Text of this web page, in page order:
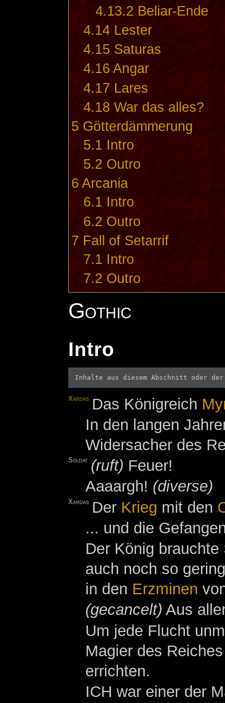
4.13.2 Beliar-Ende
4.14 Lester
4.15 Saturas
4.16 Angar
4.17 Lares
4.18 War das alles?
5 Götterdämmerung
5.1 Intro
5.2 Outro
6 Arcania
6.1 Intro
6.2 Outro
7 Fall of Setarrif
7.1 Intro
7.2 Outro
Gothic
Intro
Inhalte aus diesem Abschnitt oder
Xardas Das Königreich
In den langen
Widersacher des
Soldat (ruft) Feuer!
Aaaargh! (diverse)
Xardas Der Krieg mit den
... und die
Der König
auch noch so
in den Erzminen
(gecancelt) Aus
Um jede Flucht
Magier des
errichten.
ICH war einer der